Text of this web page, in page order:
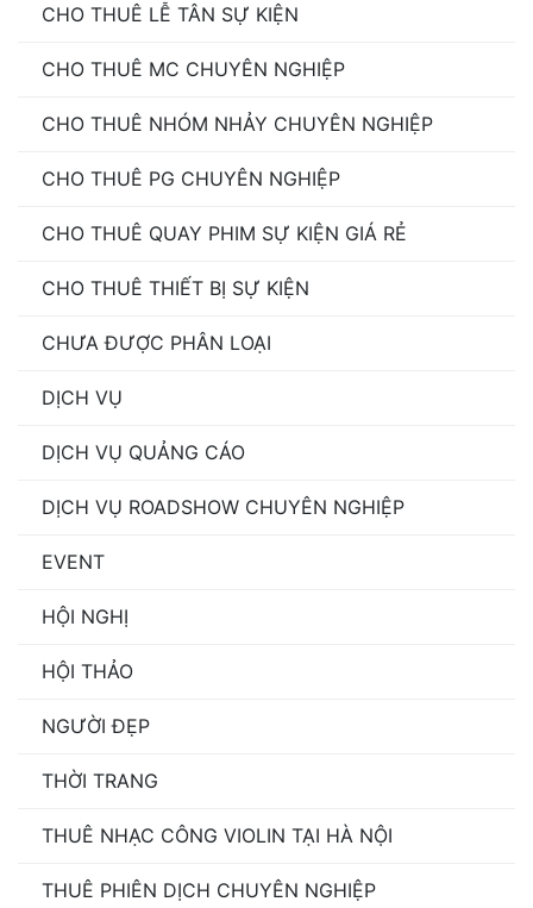
CHO THUÊ LỄ TÂN SỰ KIỆN
CHO THUÊ MC CHUYÊN NGHIỆP
CHO THUÊ NHÓM NHẢY CHUYÊN NGHIỆP
CHO THUÊ PG CHUYÊN NGHIỆP
CHO THUÊ QUAY PHIM SỰ KIỆN GIÁ RẺ
CHO THUÊ THIẾT BỊ SỰ KIỆN
CHƯA ĐƯỢC PHÂN LOẠI
DỊCH VỤ
DỊCH VỤ QUẢNG CÁO
DỊCH VỤ ROADSHOW CHUYÊN NGHIỆP
EVENT
HỘI NGHỊ
HỘI THẢO
NGƯỜI ĐẸP
THỜI TRANG
THUÊ NHẠC CÔNG VIOLIN TẠI HÀ NỘI
THUÊ PHIÊN DỊCH CHUYÊN NGHIỆP